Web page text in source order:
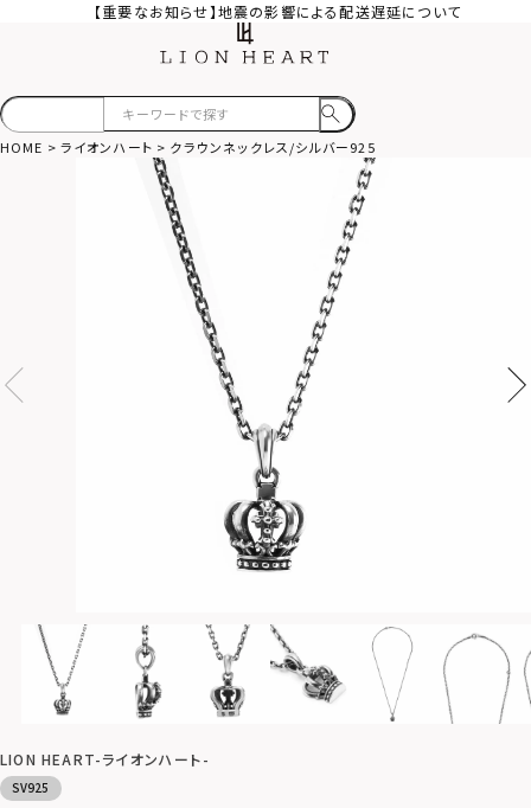
【重要なお知らせ】地震の影響による配送遅延について
HOME ライオンハート クラウンネックレス/シルバー925
LION HEART-ライオンハート-
SV925